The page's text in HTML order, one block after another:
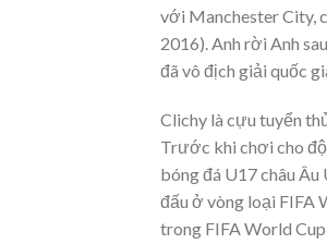
với Manchester City,
2016). Anh rời Anh
đã vô địch giải quốc
Clichy là cựu tuyển
Trước khi chơi cho
bóng đá U17 châu
đấu ở vòng loại FIFA
trong FIFA World